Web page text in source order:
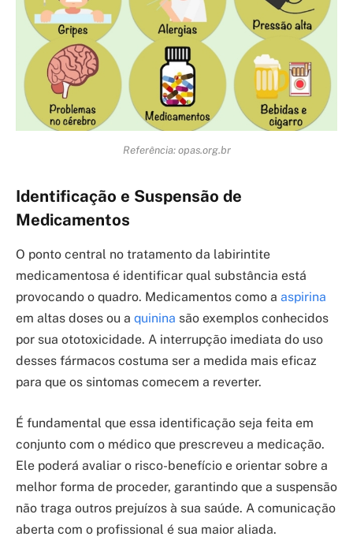
Referência: opas.org.br
Identificação e Suspensão de
Medicamentos
O ponto central no tratamento da labirintite
medicamentosa é identificar qual substância está
provocando o quadro. Medicamentos como a aspirina
em altas doses ou a quinina são exemplos conhecidos
por sua ototoxicidade. A interrupção imediata do uso
desses fármacos costuma ser a medida mais eficaz
para que os sintomas comecem a reverter.
É fundamental que essa identificação seja feita em
conjunto com o médico que prescreveu a medicação.
Ele poderá avaliar o risco-benefício e orientar sobre a
melhor forma de proceder, garantindo que a suspensão
não traga outros prejuízos à sua saúde. A comunicação
aberta com o profissional é sua maior aliada.